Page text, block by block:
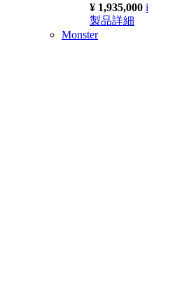
¥ 1,935,000 i
製品詳細
Monster